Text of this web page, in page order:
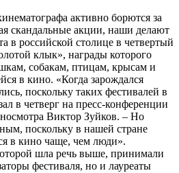
активно борются за
скандальные акции, наши делают
в российской столице в четвертый
клык», награды которого
собакам, птицам, крысам и
в кино. «Когда зарождался
поскольку таких фестивалей в
в четверг на пресс-конференции
Виктор Зуйков. – Но
поскольку в нашей стране
в кино чаще, чем люди».
шла речь выше, принимали
фестиваля, но и лауреаты